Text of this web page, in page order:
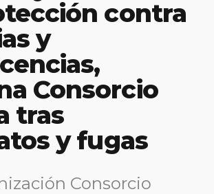
contra
y
Consorcio
tras
y fugas
Consorcio